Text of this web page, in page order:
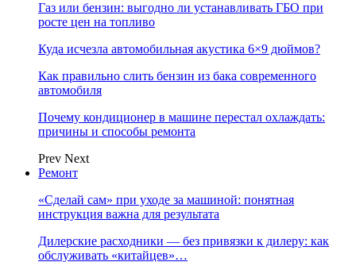
Газ или бензин: выгодно ли устанавливать ГБО при
росте цен на топливо
Куда исчезла автомобильная акустика 6×9 дюймов?
Как правильно слить бензин из бака современного
автомобиля
Почему кондиционер в машине перестал охлаждать:
причины и способы ремонта
Prev Next
Ремонт
«Сделай сам» при уходе за машиной: понятная
инструкция важна для результата
Дилерские расходники — без привязки к дилеру: как
обслуживать «китайцев»…